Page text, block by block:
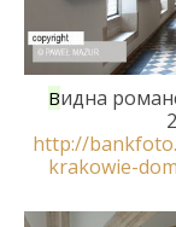
Видна
http://
krakowie-